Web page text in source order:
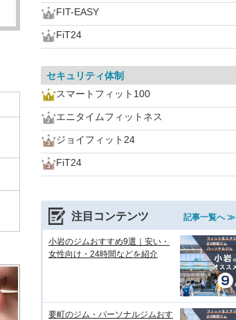
FIT-EASY
FiT24
セキュリティ体制
スマートフィット100
エニタイムフィットネス
ジョイフィット24
FiT24
注目コンテンツ 記事一覧へ ≫
小岩のジムおすすめ9選｜安い・
女性向け・24時間などを紹介
要町のジム・パーソナルジムおす